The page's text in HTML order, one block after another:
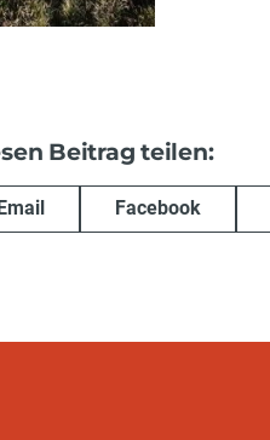
Beitrag teilen:
Email Facebook